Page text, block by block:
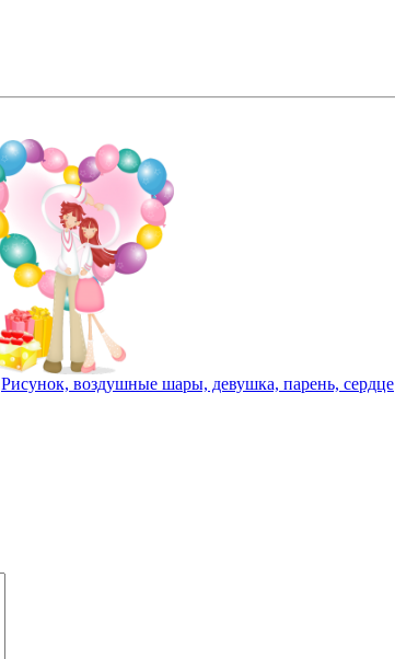
Рисунок, воздушные шары, девушка, парень, сердце